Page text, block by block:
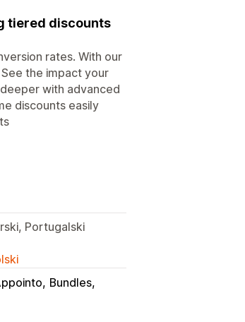
tiered discounts
rates. With our
the impact your
with advanced
discounts easily
Portugalski
Bundles